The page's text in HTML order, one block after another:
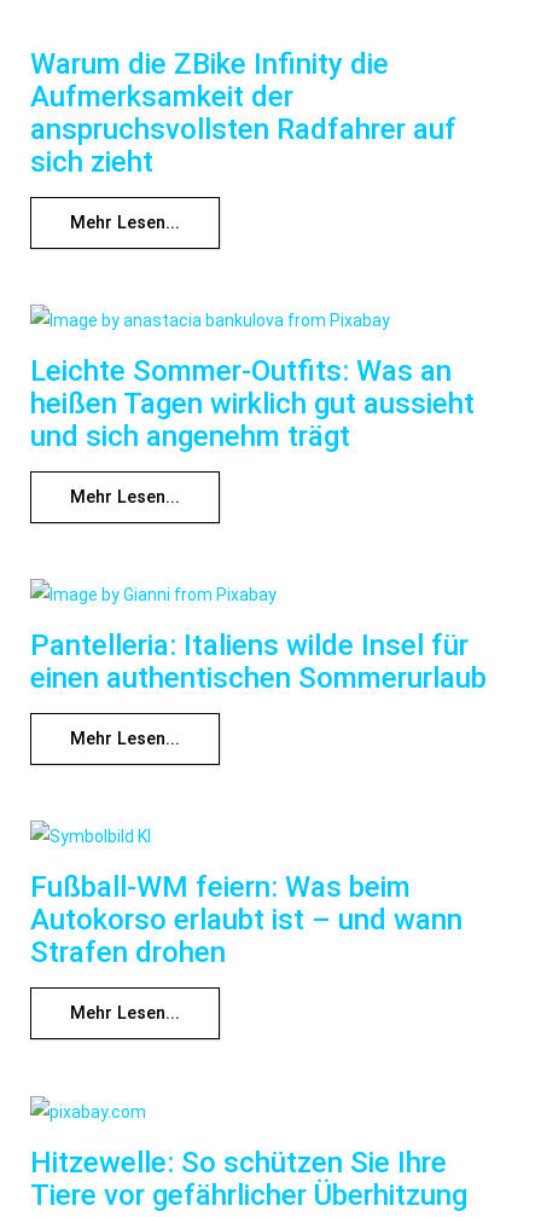
Warum die ZBike Infinity die
Aufmerksamkeit der
anspruchsvollsten Radfahrer auf
sich zieht
Mehr Lesen...
Leichte Sommer-Outfits: Was an
heißen Tagen wirklich gut aussieht
und sich angenehm trägt
Mehr Lesen...
Pantelleria: Italiens wilde Insel für
einen authentischen Sommerurlaub
Mehr Lesen...
Fußball-WM feiern: Was beim
Autokorso erlaubt ist – und wann
Strafen drohen
Mehr Lesen...
Hitzewelle: So schützen Sie Ihre
Tiere vor gefährlicher Überhitzung